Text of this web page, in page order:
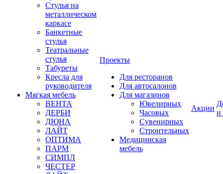
Стулья на
металлическом
каркасе
Банкетные
стулья
Театральные
стулья
Табуреты
Кресла для
руководителя
Мягкая мебель
ВЕНТА
ДЕРБИ
ДЮНА
ЛАЙТ
ОПТИМА
ПАРМ
СИМПЛ
ЧЕСТЕР
Проекты
Для ресторанов
Для автосалонов
Для магазинов
Ювелирных
Часовых
Сувенирных
Строительных
Медицинская
мебель
Акции
и